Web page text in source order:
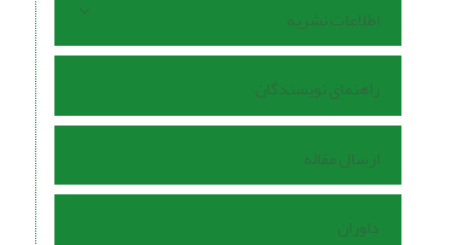
اطلاعات نشریه
راهنمای نویسندگان
ارسال مقاله
داوران